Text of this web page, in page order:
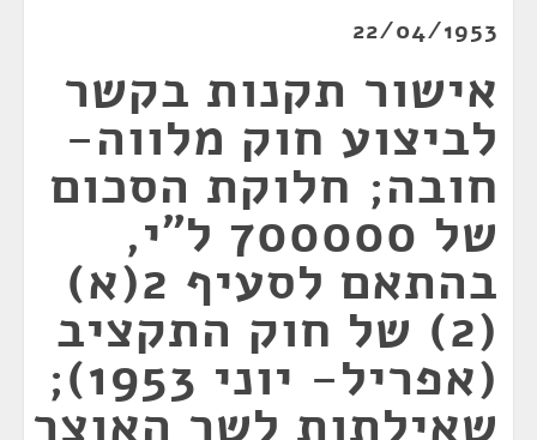
22/04/1953
אישור תקנות בקשר
לביצוע חוק מלווה-
חובה; חלוקת הסכום
של 700000 ל"י,
בהתאם לסעיף 2(א)
(2) של חוק התקציב
(אפריל- יוני 1953);
שאילתות לשר האוצר